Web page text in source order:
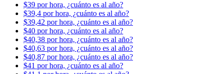
$39 por hora, ¿cuánto es al año?
$39,4 por hora, ¿cuánto es al año?
$39,42 por hora, ¿cuánto es al año?
$40 por hora, ¿cuánto es al año?
$40,38 por hora, ¿cuánto es al año?
$40,63 por hora, ¿cuánto es al año?
$40,87 por hora, ¿cuánto es al año?
$41 por hora, ¿cuánto es al año?